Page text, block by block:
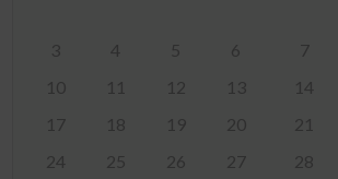
3
4 5 6 7
10
11 12 13 14
17
18 19 20 21
24
25 26 27 28